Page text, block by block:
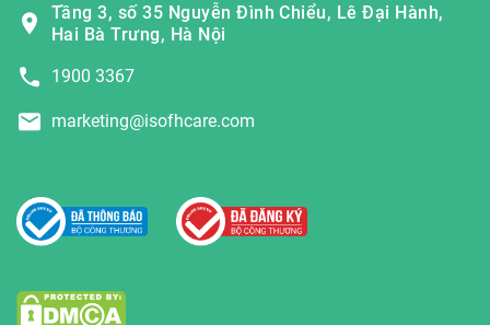
Tầng 3, số 35 Nguyễn Đình Chiểu, Lê Đại Hành,
Hai Bà Trưng, Hà Nội
1900 3367
marketing@isofhcare.com